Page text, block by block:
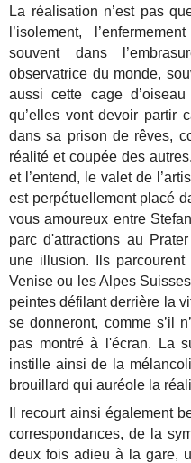
La réalisation n’est pas
l’isolement,
souvent dans
observatrice du monde,
aussi cette cage
qu’elles vont devoir partir
dans sa prison de rêves,
réalité et coupée des
et l’entend, le valet de
est perpétuellement placé
vous amoureux entre
parc d'attractions au
une illusion. Ils
Venise ou les Alpes
peintes défilant derrière la
se donneront, comme s’il
pas montré à l'écran. La
instille ainsi de la
brouillard qui auréole la
Il recourt ainsi également
correspondances, de la
deux fois adieu à la gare,